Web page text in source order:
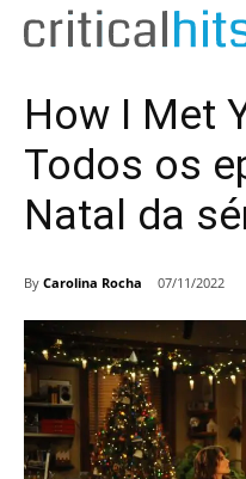
How I Met
Todos os
Natal da
By Carolina Rocha 07/11/2022